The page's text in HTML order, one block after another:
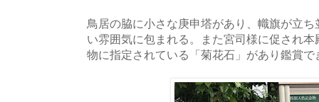
鳥居の脇に小さな庚申塔があり、幟旗が立
い雰囲気に包まれる。また宮司様に促され
物に指定されている「菊花石」があり鑑賞で